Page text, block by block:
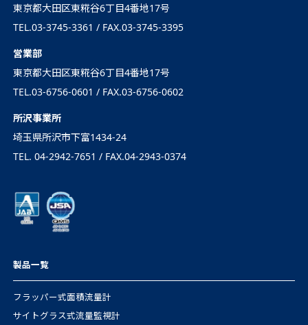
東京都大田区東糀谷6丁目4番地17号
TEL.03-3745-3361 / FAX.03-3745-3395
営業部
東京都大田区東糀谷6丁目4番地17号
TEL.03-6756-0601 / FAX.03-6756-0602
所沢事業所
埼玉県所沢市下富1434-24
TEL. 04-2942-7651 / FAX.04-2943-0374
製品一覧
フラッパー式面積流量計
サイトグラス式流量監視計